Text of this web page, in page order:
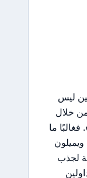
ليس
خلال
ما
لجذب